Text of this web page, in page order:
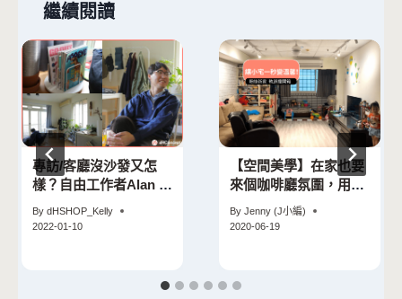
繼續閱讀
專訪/客廳沒沙發又怎
樣？自由工作者Alan 超
By dHSHOP_Kelly
2022-01-10
【空間美學】在家也要
來個咖啡廳氛圍，用軌
道燈打光！
By Jenny (J小編)
2020-06-19